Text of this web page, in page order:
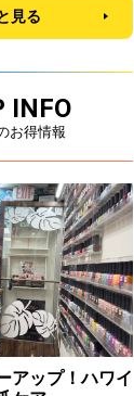
見る
INFO
お得情報
アップ！ハワイ